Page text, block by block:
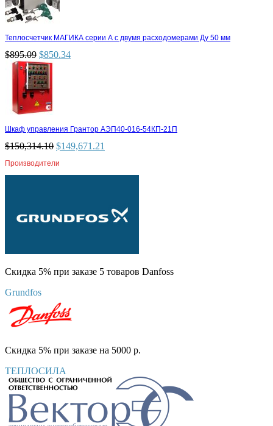
Теплосчетчик МАГИКА серии А с двумя расходомерами Ду 50 мм
$895.09 $850.34
Шкаф управления Грантор АЭП40-016-54КП-21П
$150,314.10 $149,671.21
Производители
Скидка 5% при заказе 5 товаров Danfoss
Grundfos
Скидка 5% при заказе на 5000 р.
ТЕПЛОСИЛА